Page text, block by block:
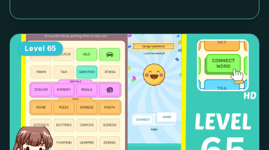
Level 65